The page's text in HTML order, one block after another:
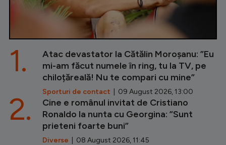
Atac devastator la Cătălin Moroșanu: ”Eu
mi-am făcut numele în ring, tu la TV, pe
chiloțăreală! Nu te compari cu mine”
Sporturi de contact | 09 August 2026, 13:00
1.
Cine e românul invitat de Cristiano
Ronaldo la nunta cu Georgina: ”Sunt
prieteni foarte buni”
Diverse | 08 August 2026, 11:45
2.